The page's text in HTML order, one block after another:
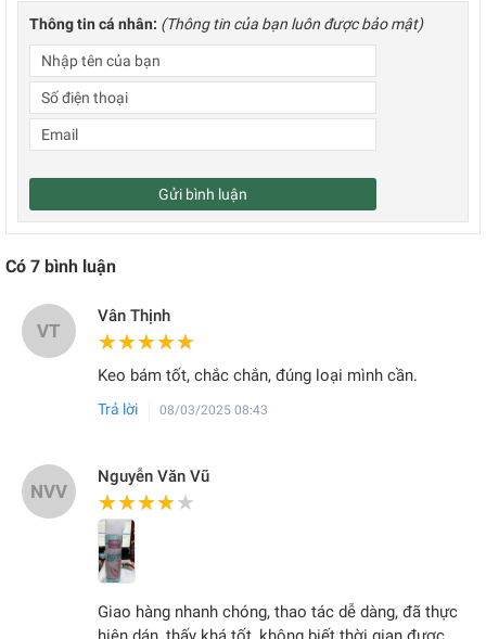
Thông tin cá nhân: (Thông tin của bạn luôn được bảo mật)
Gửi bình luận
Có 7 bình luận
VT
Vân Thịnh
★★★★★
★★★★★
Keo bám tốt, chắc chắn, đúng loại mình cần.
Trả lời 08/03/2025 08:43
NVV
Nguyễn Văn Vũ
★★★★★
★★★★★
Giao hàng nhanh chóng, thao tác dễ dàng, đã thực